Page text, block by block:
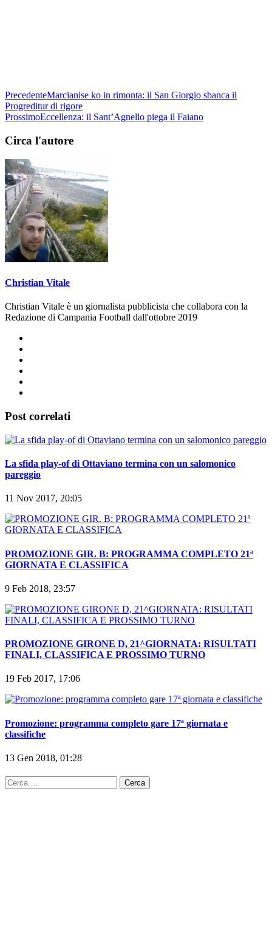
PrecedenteMarcianise ko in rimonta: il San Giorgio sbanca il
Progreditur di rigore
ProssimoEccellenza: il Sant’Agnello piega il Faiano
Circa l'autore
Christian Vitale
Christian Vitale è un giornalista pubblicista che collabora con la
Redazione di Campania Football dall'ottobre 2019
Post correlati
La sfida play-of di Ottaviano termina con un salomonico
pareggio
11 Nov 2017, 20:05
PROMOZIONE GIR. B: PROGRAMMA COMPLETO 21ª
GIORNATA E CLASSIFICA
9 Feb 2018, 23:57
PROMOZIONE GIRONE D, 21^GIORNATA: RISULTATI
FINALI, CLASSIFICA E PROSSIMO TURNO
19 Feb 2017, 17:06
Promozione: programma completo gare 17ª giornata e
classifiche
13 Gen 2018, 01:28
Ricerca
per: